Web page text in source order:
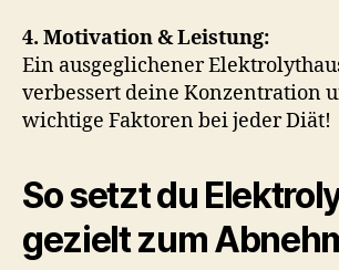
4. Motivation & Leistung:
Ein ausgeglichener
verbessert deine Konzentration
wichtige Faktoren bei jeder Diät!
So setzt du
gezielt zum